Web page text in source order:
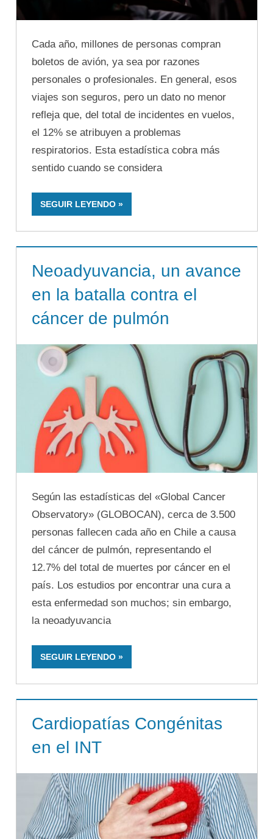
Cada año, millones de personas compran
boletos de avión, ya sea por razones
personales o profesionales. En general, esos
viajes son seguros, pero un dato no menor
refleja que, del total de incidentes en vuelos,
el 12% se atribuyen a problemas
respiratorios. Esta estadística cobra más
sentido cuando se considera
SEGUIR LEYENDO
Neoadyuvancia, un avance
en la batalla contra el
cáncer de pulmón
Según las estadísticas del «Global Cancer
Observatory» (GLOBOCAN), cerca de 3.500
personas fallecen cada año en Chile a causa
del cáncer de pulmón, representando el
12.7% del total de muertes por cáncer en el
país. Los estudios por encontrar una cura a
esta enfermedad son muchos; sin embargo,
la neoadyuvancia
SEGUIR LEYENDO
Cardiopatías Congénitas
en el INT